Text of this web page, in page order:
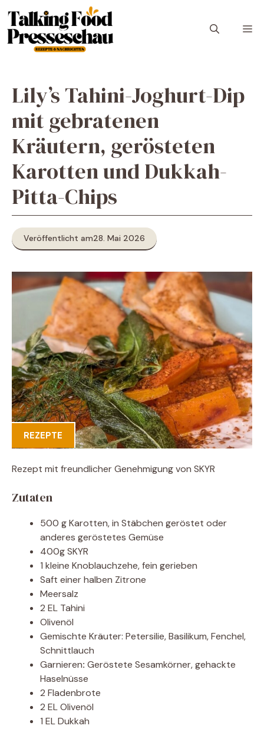
Inhalt
springen
Lily’s Tahini-Joghurt-Dip
mit gebratenen
Kräutern, gerösteten
Karotten und Dukkah-
Pitta-Chips
Veröffentlicht am28. Mai 2026
REZEPTE
Rezept mit freundlicher Genehmigung von SKYR
Zutaten
500 g Karotten, in Stäbchen geröstet oder
anderes geröstetes Gemüse
400g SKYR
1 kleine Knoblauchzehe, fein gerieben
Saft einer halben Zitrone
Meersalz
2 EL Tahini
Olivenöl
Gemischte Kräuter: Petersilie, Basilikum, Fenchel,
Schnittlauch
Garnieren: Geröstete Sesamkörner, gehackte
Haselnüsse
2 Fladenbrote
2 EL Olivenöl
1 EL Dukkah